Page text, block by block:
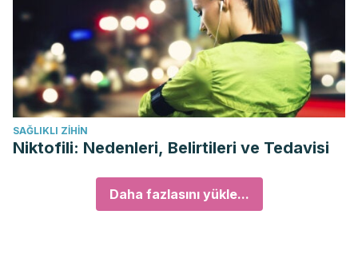
SAĞLIKLI ZIHIN
Niktofili: Nedenleri, Belirtileri ve Tedavisi
Daha fazlasını yükle...